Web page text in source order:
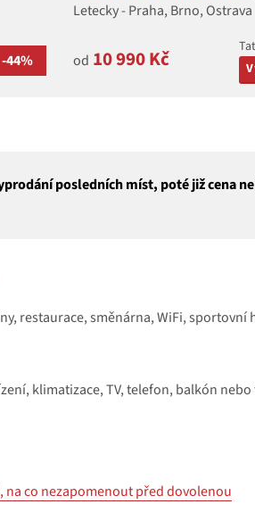
-44%
Letecky - Praha, Brno, Ostrava
od 10 990 Kč
posledních míst, poté již cena
restaurace, směnárna, WiFi, sportovní
klimatizace, TV, telefon, balkón nebo
co nezapomenout před dovolenou